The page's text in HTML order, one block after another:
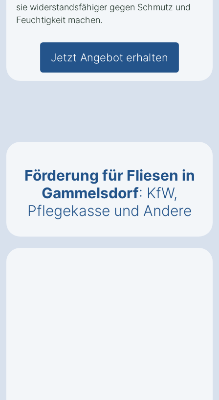
sie widerstandsfähiger gegen Schmutz und
Feuchtigkeit machen.
Jetzt Angebot erhalten
Förderung für Fliesen in
Gammelsdorf: KfW,
Pflegekasse und Andere